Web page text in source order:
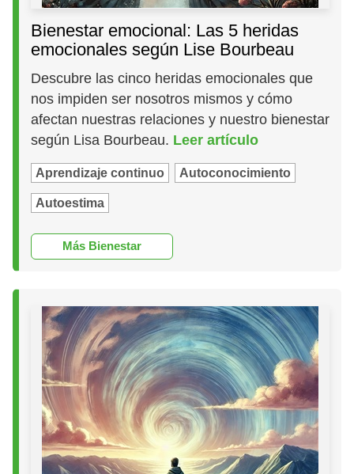
Bienestar emocional: Las 5 heridas
emocionales según Lise Bourbeau
Descubre las cinco heridas emocionales que
nos impiden ser nosotros mismos y cómo
afectan nuestras relaciones y nuestro bienestar
según Lisa Bourbeau. Leer artículo
Aprendizaje continuo Autoconocimiento
Autoestima
Más Bienestar